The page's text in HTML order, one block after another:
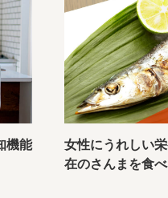
機能
女性にうれしい
在のさんまを食べ